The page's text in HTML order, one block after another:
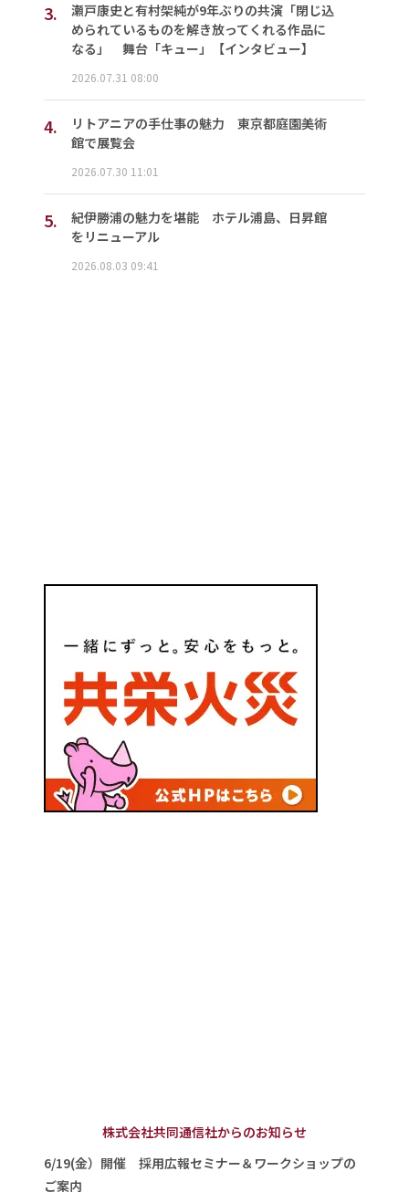
3.
瀬戸康史と有村架純が9年ぶりの共演「閉じ込
められているものを解き放ってくれる作品に
なる」 舞台「キュー」【インタビュー】
2026.07.31 08:00
4.
リトアニアの手仕事の魅力 東京都庭園美術
館で展覧会
2026.07.30 11:01
5.
紀伊勝浦の魅力を堪能 ホテル浦島、日昇館
をリニューアル
2026.08.03 09:41
株式会社共同通信社からのお知らせ
6/19(金）開催 採用広報セミナー＆ワークショップの
ご案内